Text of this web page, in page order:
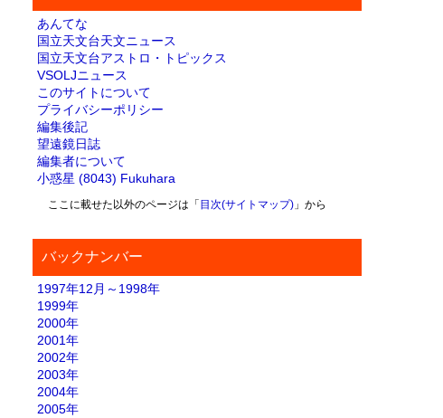
あんてな
国立天文台天文ニュース
国立天文台アストロ・トピックス
VSOLJニュース
このサイトについて
プライバシーポリシー
編集後記
望遠鏡日誌
編集者について
小惑星 (8043) Fukuhara
ここに載せた以外のページは「 目次(サイトマップ)」から
バックナンバー
1997年12月～1998年
1999年
2000年
2001年
2002年
2003年
2004年
2005年